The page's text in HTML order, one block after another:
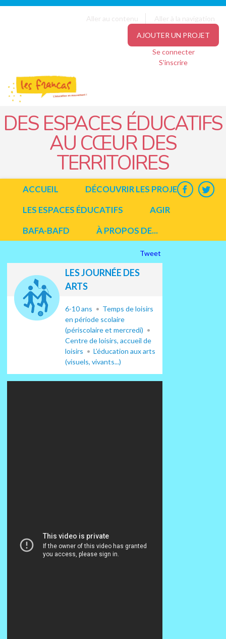
Aller au contenu
Aller à la navigation
AJOUTER UN PROJET
Se connecter
S'inscrire
DES ESPACES ÉDUCATIFS
AU CŒUR DES
TERRITOIRES
ACCUEIL
DÉCOUVRIR LES PROJETS
LES ESPACES ÉDUCATIFS
AGIR
BAFA-BAFD
À PROPOS DE...
Tweet
LES JOURNÉE DES
ARTS
6-10 ans
Temps de loisirs
en période scolaire
(périscolaire et mercredi)
Centre de loisirs, accueil de
loisirs
L’éducation aux arts
(visuels, vivants...)
Panneau de gestion des cookies